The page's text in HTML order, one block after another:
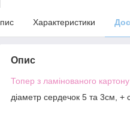
Характеристики
Опис
Топер з ламінованого картону
діаметр сердечок 5 та 3см, +